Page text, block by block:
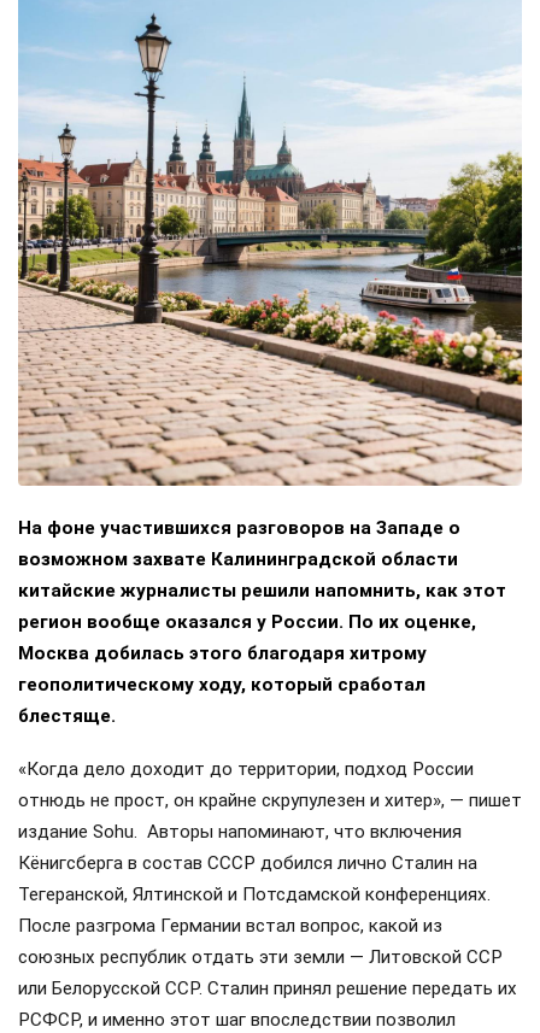
На фоне участившихся разговоров на Западе о
возможном захвате Калининградской области
китайские журналисты решили напомнить, как этот
регион вообще оказался у России. По их оценке,
Москва добилась этого благодаря хитрому
геополитическому ходу, который сработал
блестяще.
«Когда дело доходит до территории, подход России
отнюдь не прост, он крайне скрупулезен и хитер», — пишет
издание Sohu. Авторы напоминают, что включения
Кёнигсберга в состав СССР добился лично Сталин на
Тегеранской, Ялтинской и Потсдамской конференциях.
После разгрома Германии встал вопрос, какой из
союзных республик отдать эти земли — Литовской ССР
или Белорусской ССР. Сталин принял решение передать их
РСФСР, и именно этот шаг впоследствии позволил